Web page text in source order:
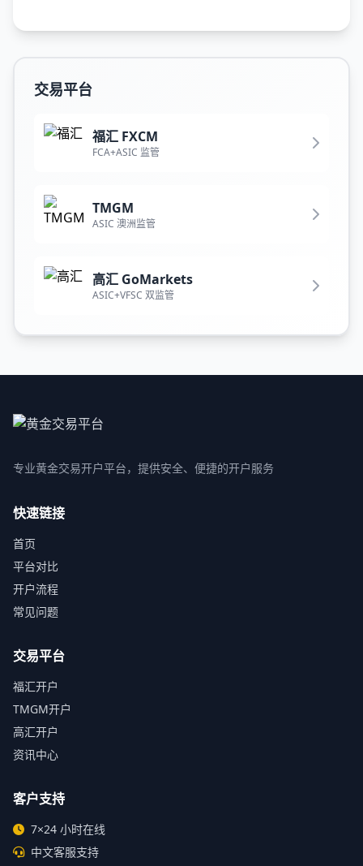
交易平台
福汇 FXCM
FCA+ASIC 监管
TMGM
ASIC 澳洲监管
高汇 GoMarkets
ASIC+VFSC 双监管
专业黄金交易开户平台，提供安全、便捷的开户服务
快速链接
首页
平台对比
开户流程
常见问题
交易平台
福汇开户
TMGM开户
高汇开户
资讯中心
客户支持
7×24 小时在线
中文客服支持